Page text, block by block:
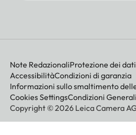
Note RedazionaliProtezione dei dati
AccessibilitàCondizioni di garanzia
Informazioni sullo smaltimento
Cookies SettingsCondizioni Generali
Copyright © 2026 Leica Camera